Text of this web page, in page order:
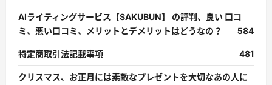
AIライティングサービス【SAKUBUN】 の評判、良い 口コ
ミ、悪い口コミ、メリットとデメリットはどうなの？
584
特定商取引法記載事項 481
クリスマス、お正月には素敵なプレゼントを大切なあの人に